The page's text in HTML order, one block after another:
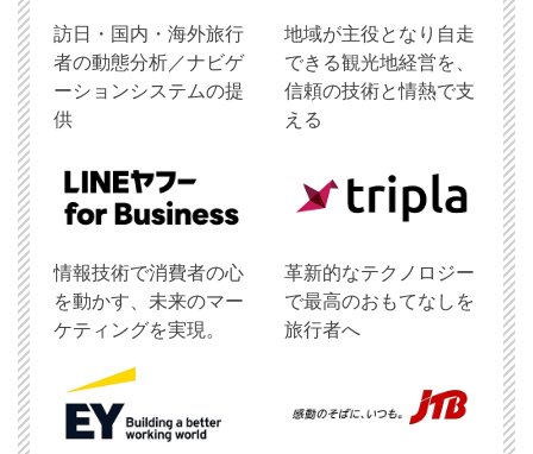
訪日・国内・海外旅行
者の動態分析／ナビゲ
ーションシステムの提
供
地域が主役となり自走
できる観光地経営を、
信頼の技術と情熱で支
える
情報技術で消費者の心
を動かす、未来のマー
ケティングを実現。
革新的なテクノロジー
で最高のおもてなしを
旅行者へ